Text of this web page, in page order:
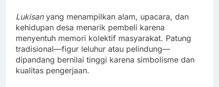
Lukisanyang menampilkan alam, upacara, dan
kehidupan desa menarik pembeli karena
menyentuh memori kolektif masyarakat. Patung
tradisional—figur leluhur atau pelindung—
dipandang bernilai tinggi karena simbolisme dan
kualitas pengerjaan.